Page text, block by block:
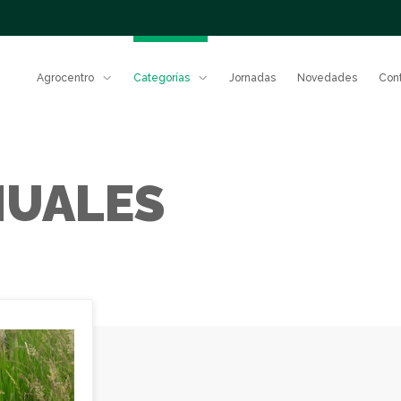
Agrocentro
Gestión
responsable
Categorías
Protección
Jornadas Novedades